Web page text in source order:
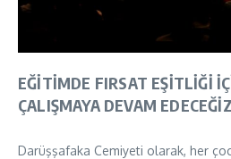
EĞİTİMDE FIRSAT EŞİTLİĞİ
ÇALIŞMAYA DEVAM EDECEĞİZ
Darüşşafaka Cemiyeti olarak, her